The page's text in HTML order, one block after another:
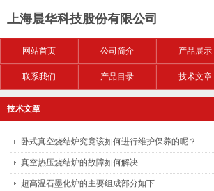
上海晨华科技股份有限公司
网站首页 公司简介 产品展示
联系我们 产品目录 技术文章
技术文章
卧式真空烧结炉究竟该如何进行维护保养的呢？
真空热压烧结炉的故障如何解决
超高温石墨化炉的主要组成部分如下